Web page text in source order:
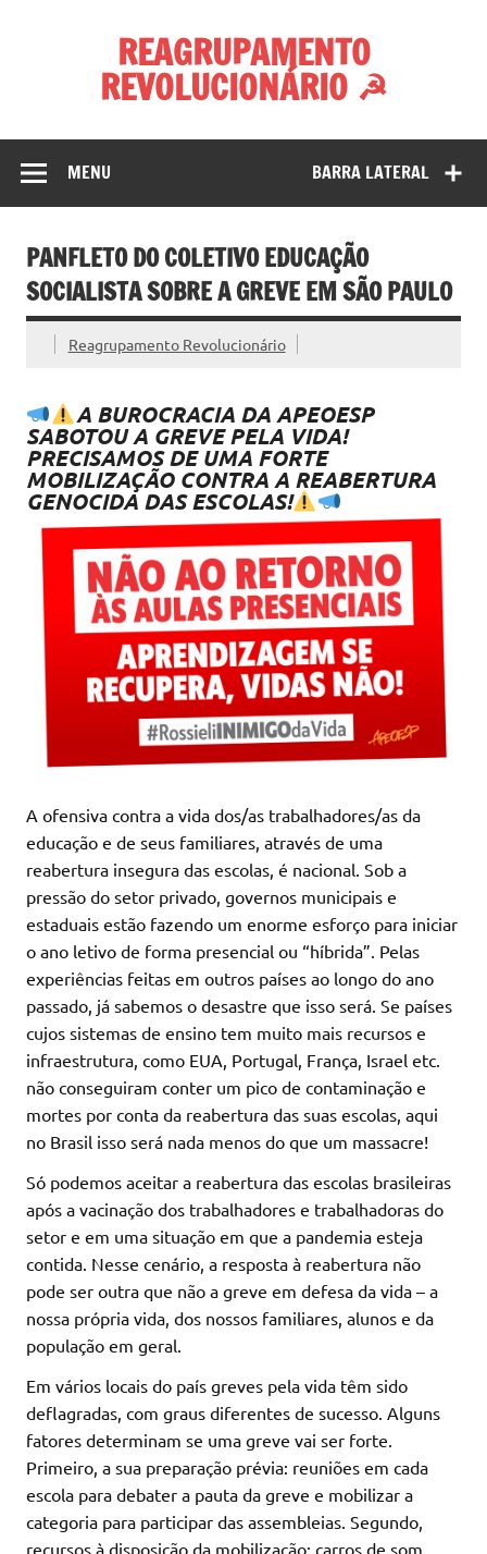
REAGRUPAMENTO
REVOLUCIONÁRIO ☭
BARRA LATERAL
MENU
PANFLETO DO COLETIVO EDUCAÇÃO
SOCIALISTA SOBRE A GREVE EM SÃO PAULO
Reagrupamento Revolucionário
A BUROCRACIA DA APEOESP
SABOTOU A GREVE PELA VIDA!
PRECISAMOS DE UMA FORTE
MOBILIZAÇÃO CONTRA A REABERTURA
GENOCIDA DAS ESCOLAS!
A ofensiva contra a vida dos/as trabalhadores/as da
educação e de seus familiares, através de uma
reabertura insegura das escolas, é nacional. Sob a
pressão do setor privado, governos municipais e
estaduais estão fazendo um enorme esforço para iniciar
o ano letivo de forma presencial ou “híbrida”. Pelas
experiências feitas em outros países ao longo do ano
passado, já sabemos o desastre que isso será. Se países
cujos sistemas de ensino tem muito mais recursos e
infraestrutura, como EUA, Portugal, França, Israel etc.
não conseguiram conter um pico de contaminação e
mortes por conta da reabertura das suas escolas, aqui
no Brasil isso será nada menos do que um massacre!
Só podemos aceitar a reabertura das escolas brasileiras
após a vacinação dos trabalhadores e trabalhadoras do
setor e em uma situação em que a pandemia esteja
contida. Nesse cenário, a resposta à reabertura não
pode ser outra que não a greve em defesa da vida – a
nossa própria vida, dos nossos familiares, alunos e da
população em geral.
Em vários locais do país greves pela vida têm sido
deflagradas, com graus diferentes de sucesso. Alguns
fatores determinam se uma greve vai ser forte.
Primeiro, a sua preparação prévia: reuniões em cada
escola para debater a pauta da greve e mobilizar a
categoria para participar das assembleias. Segundo,
recursos à disposição da mobilização: carros de som